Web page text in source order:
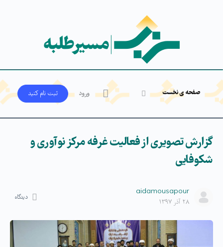
صفحه ی نخست ورود ثبت‌ نام کنید
گزارش تصویری از فعالیت غرفه مرکز نوآوری و
شکوفایی
aidamousapour
۲۸ آذر ۱۳۹۷
دیدگاه